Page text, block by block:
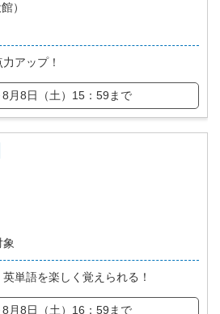
）
アップ！
8月8日（土）15：59まで
単語を楽しく覚えられる！
8月8日（土）16：59まで